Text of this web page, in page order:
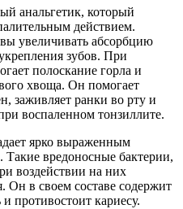
анальгетик, который
действием.
увеличивать абсорбцию
зубов. При
полоскание горла и
хвоща. Он помогает
заживляет ранки во рту и
воспаленном тонзиллите.
ярко выраженным
Такие вредоносные бактерии,
воздействии на них
Он в своем составе содержит
противостоит кариесу.